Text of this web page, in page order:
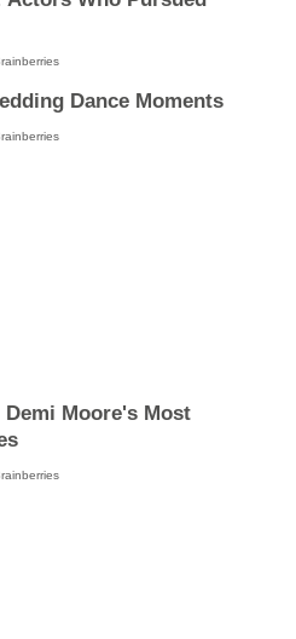
Dance Moments
Moore's Most